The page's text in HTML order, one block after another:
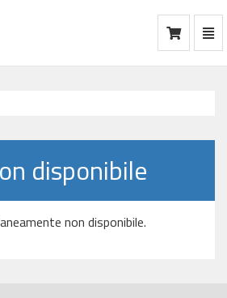
disponibile
non disponibile.